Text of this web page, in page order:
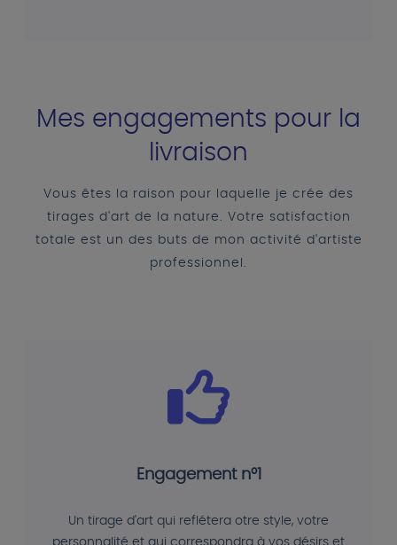
Mes engagements pour la
livraison
Vous êtes la raison pour laquelle je crée des
tirages d'art de la nature. Votre satisfaction
totale est un des buts de mon activité d'artiste
professionnel.
Engagement n°1
Un tirage d'art qui reflétera otre style, votre
personnalité et qui correspondra à vos désirs et